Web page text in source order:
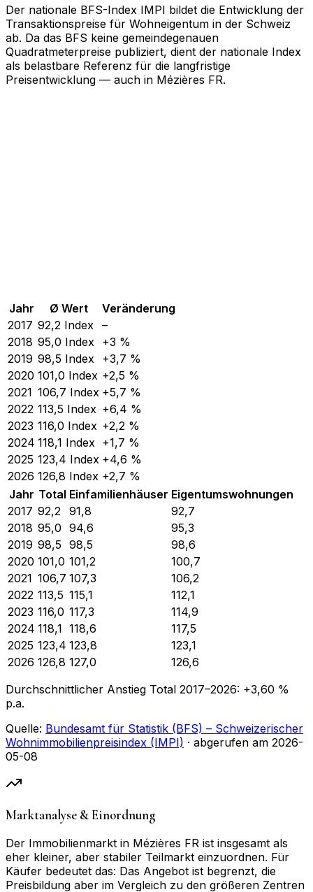
Der nationale BFS-Index IMPI bildet die Entwicklung der
Transaktionspreise für Wohneigentum in der Schweiz
ab. Da das BFS keine gemeindegenauen
Quadratmeterpreise publiziert, dient der nationale Index
als belastbare Referenz für die langfristige
Preisentwicklung — auch in Mézières FR.
Jahr Ø Wert
Veränderung
2017 92,2 Index –
2018 95,0 Index +3 %
2019 98,5 Index +3,7 %
2020 101,0 Index +2,5 %
2021 106,7 Index +5,7 %
2022 113,5 Index +6,4 %
2023 116,0 Index +2,2 %
2024 118,1 Index +1,7 %
2025 123,4 Index +4,6 %
2026 126,8 Index +2,7 %
Jahr Total Einfamilienhäuser Eigentumswohnungen
2017 92,2 91,8
92,7
2018 95,0 94,6
95,3
2019 98,5 98,5
98,6
2020 101,0 101,2
100,7
2021 106,7 107,3
106,2
2022 113,5 115,1
112,1
2023 116,0 117,3
114,9
2024 118,1 118,6
117,5
2025 123,4 123,8
123,1
2026 126,8 127,0
126,6
Durchschnittlicher Anstieg Total 2017–2026: +3,60 %
p.a.
Quelle: Bundesamt für Statistik (BFS) – Schweizerischer
Wohnimmobilienpreisindex (IMPI) · abgerufen am 2026-
05-08
Marktanalyse & Einordnung
Der Immobilienmarkt in Mézières FR ist insgesamt als
eher kleiner, aber stabiler Teilmarkt einzuordnen. Für
Käufer bedeutet das: Das Angebot ist begrenzt, die
Preisbildung aber im Vergleich zu den größeren Zentren